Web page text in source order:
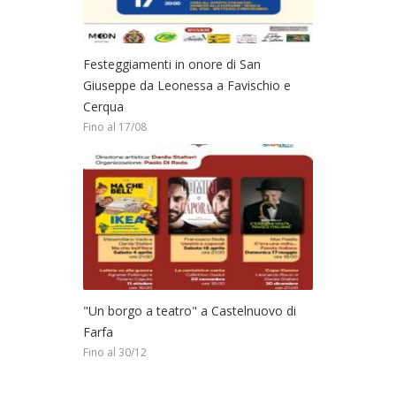
Festeggiamenti in onore di San
Giuseppe da Leonessa a Favischio e
Cerqua
Fino al 17/08
"Un borgo a teatro" a Castelnuovo di
Farfa
Fino al 30/12